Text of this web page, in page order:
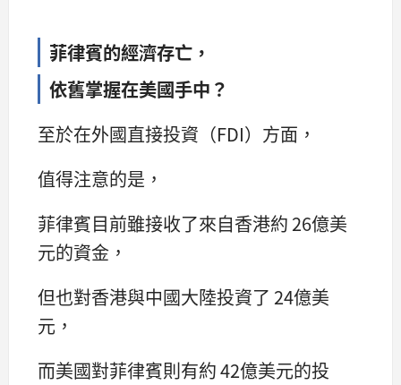
菲律賓的經濟存亡，
依舊掌握在美國手中？
至於在外國直接投資（FDI）方面，
值得注意的是，
菲律賓目前雖接收了來自香港約 26億美
元的資金，
但也對香港與中國大陸投資了 24億美
元，
而美國對菲律賓則有約 42億美元的投